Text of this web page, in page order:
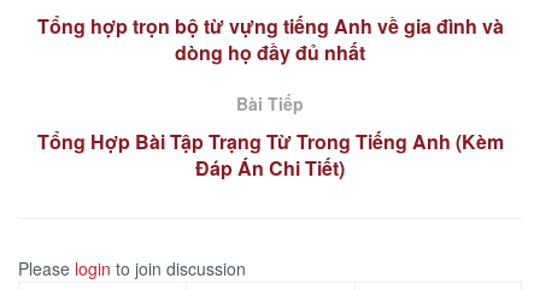
Tổng hợp trọn bộ từ vựng tiếng Anh về gia đình và
dòng họ đầy đủ nhất
Bài Tiếp
Tổng Hợp Bài Tập Trạng Từ Trong Tiếng Anh (Kèm
Đáp Án Chi Tiết)
Please login to join discussion